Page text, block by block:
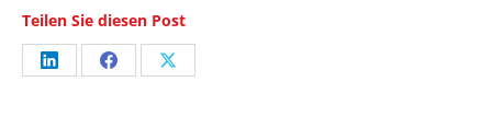
Teilen Sie diesen Post
Share Share Share